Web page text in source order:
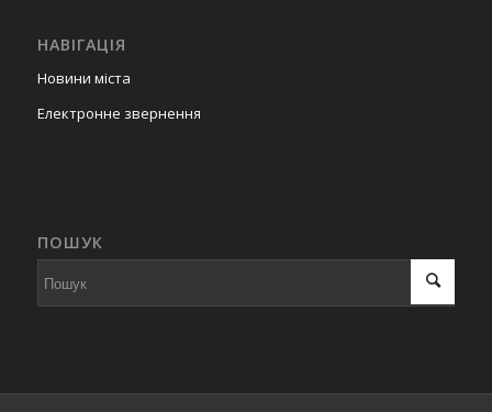
НАВІГАЦІЯ
Новини міста
Електронне звернення
ПОШУК